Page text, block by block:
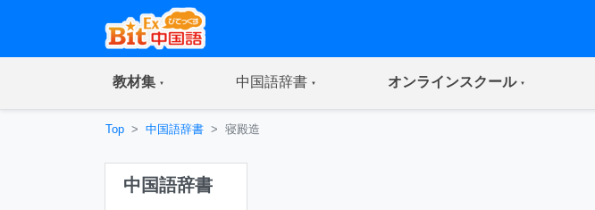
教材集(current) 中国語辞書(current) オンラインスクール(current)
Top 中国語辞書 寝殿造
中国語辞書